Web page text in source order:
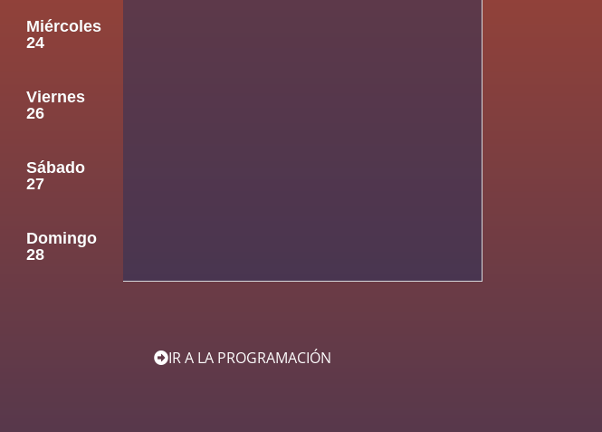
Miércoles
24
Viernes
26
Sábado
27
Domingo
28
IR A LA PROGRAMACIÓN